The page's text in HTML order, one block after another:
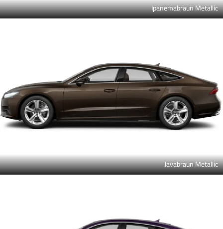
Ipanemabraun Metallic
Javabraun Metallic